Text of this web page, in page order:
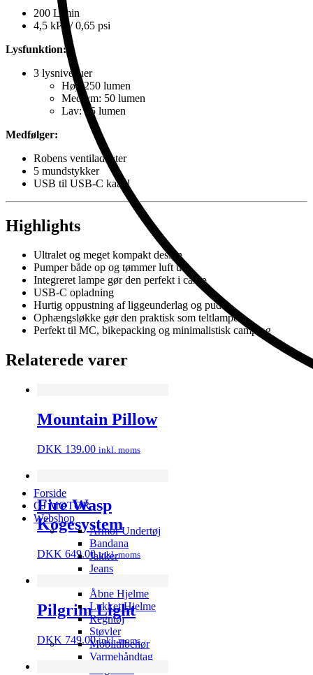
Forside
QJ MOTOR
Webshop
Armor Undertøj
Bandana
Jakker
Jeans
Åbne Hjelme
Lukket Hjelme
Regntøj
Støvler
Mobiltilbehør
Varmehåndtag
200 L/min
4,5 kPa / 0,65 psi
Lysfunktion:
3 lysniveauer
Høj: 250 lumen
Medium: 50 lumen
Lav: 25 lumen
Medfølger:
Robens ventiladapter
5 mundstykker
USB til USB-C kabel
Highlights
Ultralet og meget kompakt design
Pumper både op og tømmer luft ud
Integreret lampe gør den perfekt i camp
USB-C opladning
Hurtig oppustning af liggeunderlag og puder
Ophængsløkke gør den praktisk som teltlampe
Perfekt til MC, bikepacking og minimalistisk camping
Relaterede varer
Mountain Pillow
DKK 139.00 inkl. moms
Fire Wasp
Kogesystem
DKK 649.00 inkl. moms
Pilgrim Light
DKK 749.00 inkl. moms